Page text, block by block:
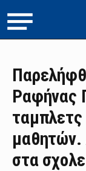
Ραφήνας
ταμπλετς
μαθητών.
στα